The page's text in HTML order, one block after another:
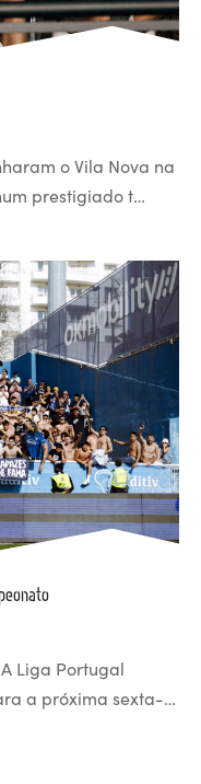
o Vila Nova na
prestigiado t…
Liga Portugal
a próxima sexta-…